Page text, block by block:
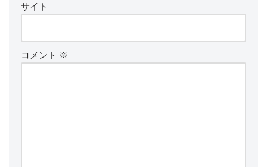
サイト
コメント ※